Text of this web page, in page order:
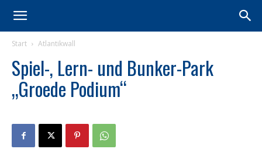
Start Atlantikwall
Spiel-, Lern- und Bunker-Park
„Groede Podium“